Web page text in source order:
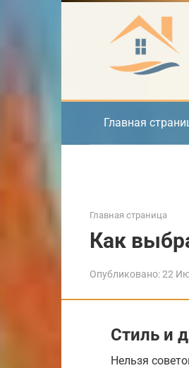
Главная
Главная страница
Как
Опубликовано:22
Стиль и
Нельзя